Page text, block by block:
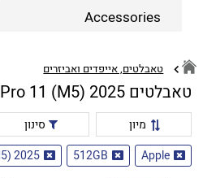
Accessories
טאבלטים, אייפדים ואביזרים
טאבלטים Apple 512GB iPad Pro 11 (M5) 2025
מיון
סינון
Apple
512GB
2025